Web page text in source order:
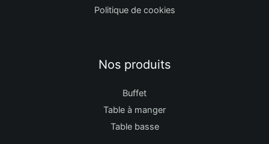
Politique de cookies
Nos produits
Buffet
Table à manger
Table basse